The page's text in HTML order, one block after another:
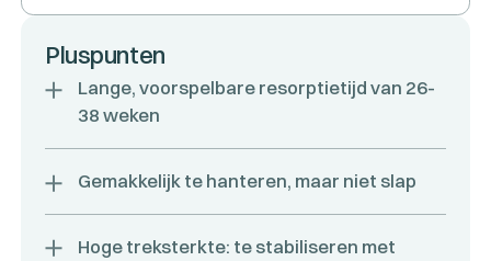
Pluspunten
Lange, voorspelbare resorptietijd van 26-
38 weken
Gemakkelijk te hanteren, maar niet slap
Hoge treksterkte: te stabiliseren met